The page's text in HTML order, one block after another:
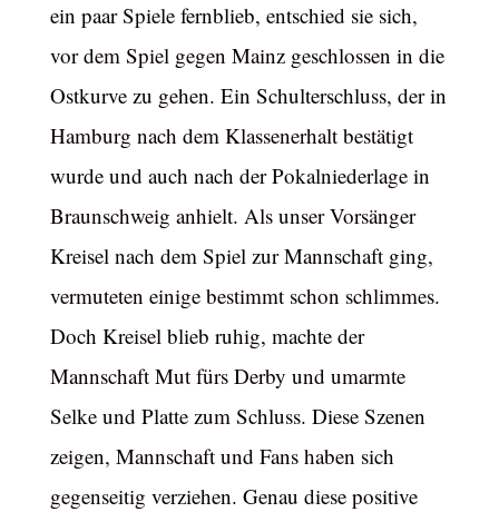
ein paar Spiele fernblieb, entschied sie sich,
vor dem Spiel gegen Mainz geschlossen in die
Ostkurve zu gehen. Ein Schulterschluss, der in
Hamburg nach dem Klassenerhalt bestätigt
wurde und auch nach der Pokalniederlage in
Braunschweig anhielt. Als unser Vorsänger
Kreisel nach dem Spiel zur Mannschaft ging,
vermuteten einige bestimmt schon schlimmes.
Doch Kreisel blieb ruhig, machte der
Mannschaft Mut fürs Derby und umarmte
Selke und Platte zum Schluss. Diese Szenen
zeigen, Mannschaft und Fans haben sich
gegenseitig verziehen. Genau diese positive